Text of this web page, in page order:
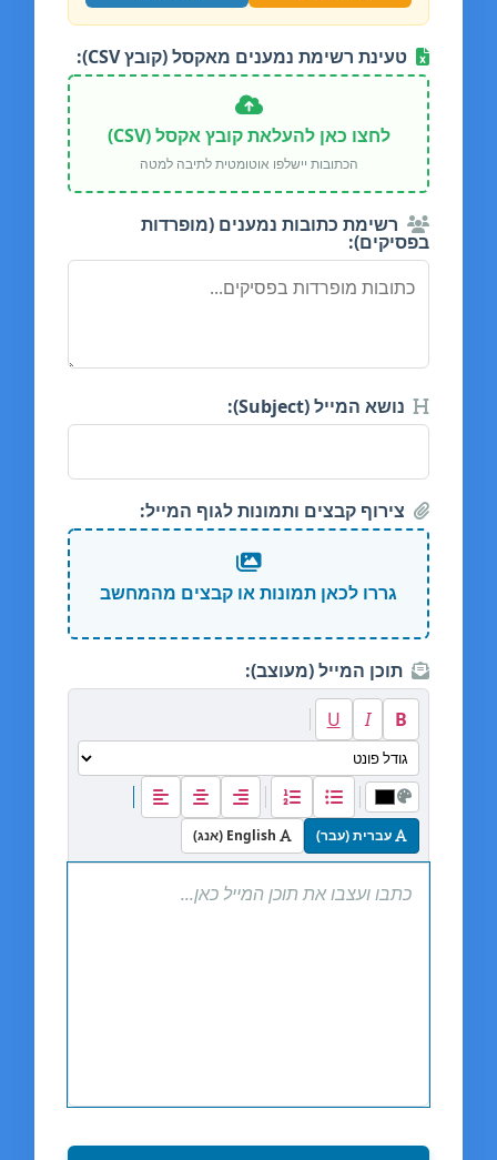
טעינת רשימת נמענים מאקסל (קובץ CSV):
לחצו כאן להעלאת קובץ אקסל (CSV)
הכתובות יישלפו אוטומטית לתיבה למטה
רשימת כתובות נמענים (מופרדות
בפסיקים):
נושא המייל (Subject):
צירוף קבצים ותמונות לגוף המייל:
גררו לכאן תמונות או קבצים מהמחשב
תוכן המייל (מעוצב):
B
I
U
עברית (עבר)